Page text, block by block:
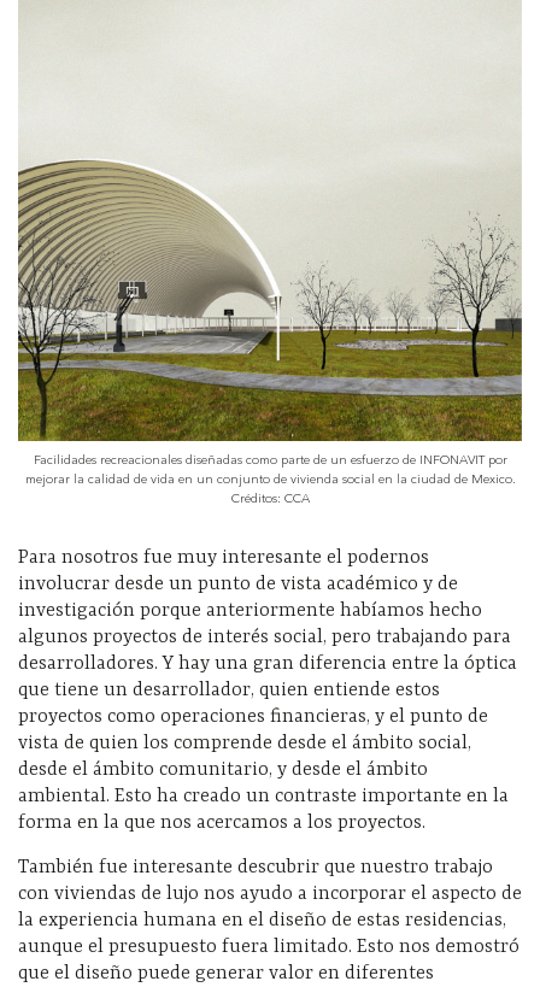
Facilidades recreacionales diseñadas como parte de un esfuerzo de INFONAVIT por
mejorar la calidad de vida en un conjunto de vivienda social en la ciudad de Mexico.
Créditos: CCA
Para nosotros fue muy interesante el podernos
involucrar desde un punto de vista académico y de
investigación porque anteriormente habíamos hecho
algunos proyectos de interés social, pero trabajando para
desarrolladores. Y hay una gran diferencia entre la óptica
que tiene un desarrollador, quien entiende estos
proyectos como operaciones financieras, y el punto de
vista de quien los comprende desde el ámbito social,
desde el ámbito comunitario, y desde el ámbito
ambiental. Esto ha creado un contraste importante en la
forma en la que nos acercamos a los proyectos.
También fue interesante descubrir que nuestro trabajo
con viviendas de lujo nos ayudo a incorporar el aspecto de
la experiencia humana en el diseño de estas residencias,
aunque el presupuesto fuera limitado. Esto nos demostró
que el diseño puede generar valor en diferentes